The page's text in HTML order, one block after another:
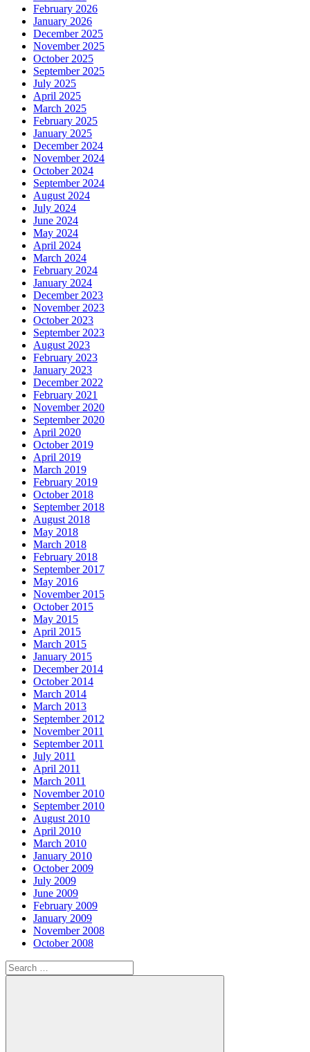
February 2026
January 2026
December 2025
November 2025
October 2025
September 2025
July 2025
April 2025
March 2025
February 2025
January 2025
December 2024
November 2024
October 2024
September 2024
August 2024
July 2024
June 2024
May 2024
April 2024
March 2024
February 2024
January 2024
December 2023
November 2023
October 2023
September 2023
August 2023
February 2023
January 2023
December 2022
February 2021
November 2020
September 2020
April 2020
October 2019
April 2019
March 2019
February 2019
October 2018
September 2018
August 2018
May 2018
March 2018
February 2018
September 2017
May 2016
November 2015
October 2015
May 2015
April 2015
March 2015
January 2015
December 2014
October 2014
March 2014
March 2013
September 2012
November 2011
September 2011
July 2011
April 2011
March 2011
November 2010
September 2010
August 2010
April 2010
March 2010
January 2010
October 2009
July 2009
June 2009
February 2009
January 2009
November 2008
October 2008
Search
for: